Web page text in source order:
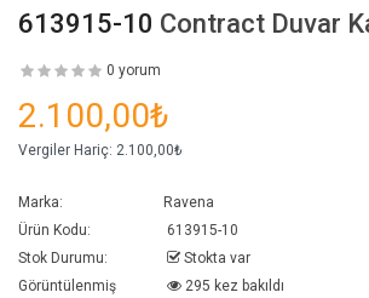
613915-10 Contract Duvar
0 yorum
2.100,00₺
Vergiler Hariç: 2.100,00₺
Marka:
Ravena
Ürün Kodu:
613915-10
Stok Durumu:
Stokta var
Görüntülenmiş
295 kez bakıldı